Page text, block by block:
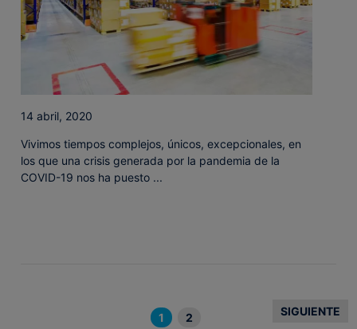
14 abril, 2020
Vivimos tiempos complejos, únicos, excepcionales, en
los que una crisis generada por la pandemia de la
COVID-19 nos ha puesto ...
1 2 SIGUIENTE